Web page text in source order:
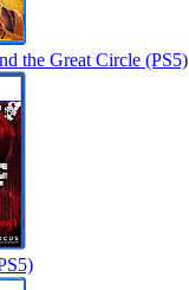
the Great Circle (PS5)